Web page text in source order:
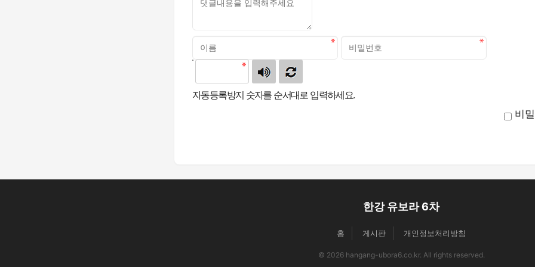
자동등록방지 숫자를 순서대로 입력하세요.
비
한강 유보라 6차
홈 게시판 개인정보처리방침
© 2026 hangang-ubora6.co.kr. All rights reserved.